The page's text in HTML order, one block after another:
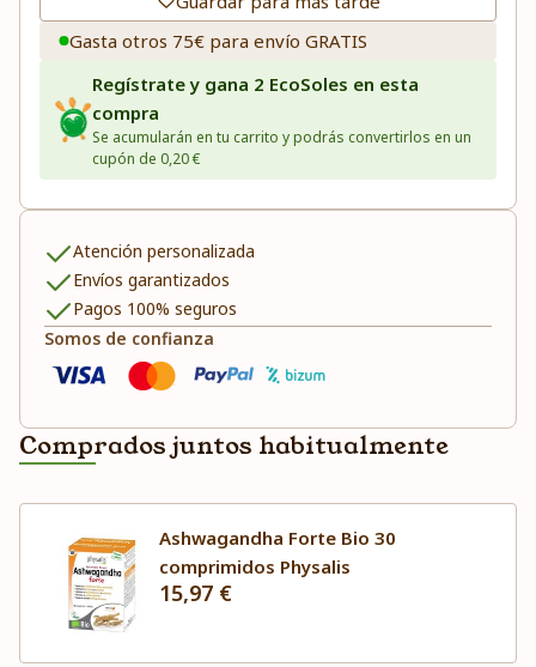
Gasta otros 75€ para envío GRATIS
Regístrate y gana 2 EcoSoles en esta
compra
Se acumularán en tu carrito y podrás convertirlos en un
cupón de 0,20 €
Atención personalizada
Envíos garantizados
Pagos 100% seguros
Somos de confianza
Comprados juntos habitualmente
Ashwagandha Forte Bio 30
comprimidos Physalis
15,97 €